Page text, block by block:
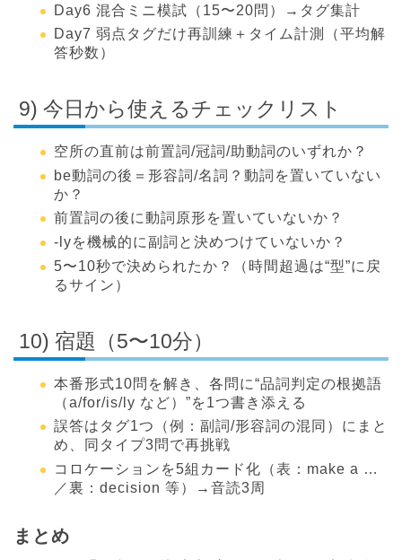
Day6 混合ミニ模試（15〜20問）→タグ集計
Day7 弱点タグだけ再訓練＋タイム計測（平均解
答秒数）
9) 今日から使えるチェックリスト
空所の直前は前置詞/冠詞/助動詞のいずれか？
be動詞の後＝形容詞/名詞？動詞を置いていない
か？
前置詞の後に動詞原形を置いていないか？
-lyを機械的に副詞と決めつけていないか？
5〜10秒で決められたか？（時間超過は“型”に戻
るサイン）
10) 宿題（5〜10分）
本番形式10問を解き、各問に“品詞判定の根拠語
（a/for/is/ly など）”を1つ書き添える
誤答はタグ1つ（例：副詞/形容詞の混同）にまと
め、同タイプ3問で再挑戦
コロケーションを5組カード化（表：make a …
／裏：decision 等）→音読3周
まとめ